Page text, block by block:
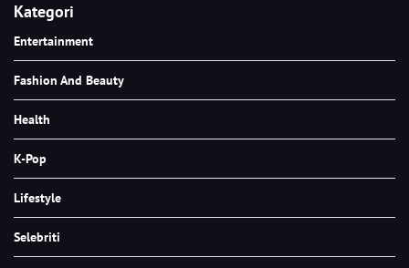
Kategori
Entertainment
Fashion And Beauty
Health
K-Pop
Lifestyle
Selebriti